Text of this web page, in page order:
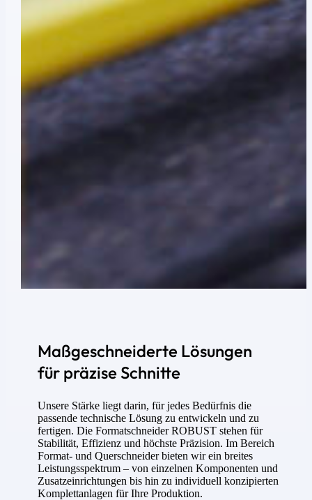
Maßgeschneiderte Lösungen
für präzise Schnitte
Unsere Stärke liegt darin, für jedes Bedürfnis die
passende technische Lösung zu entwickeln und zu
fertigen. Die Formatschneider ROBUST stehen für
Stabilität, Effizienz und höchste Präzision. Im Bereich
Format- und Querschneider bieten wir ein breites
Leistungsspektrum – von einzelnen Komponenten und
Zusatzeinrichtungen bis hin zu individuell konzipierten
Komplettanlagen für Ihre Produktion.